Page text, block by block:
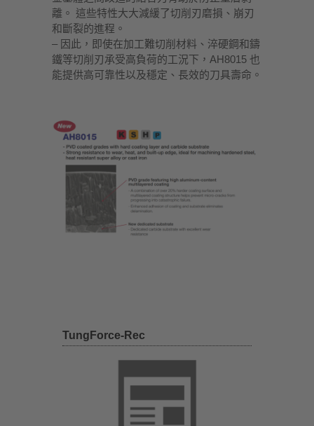
離。 這些特性大大減緩了切削刃磨損、崩刃
和斷裂的進程。
– 因此，即使在加工難切削材料、淬硬鋼和鑄
鐵等切削刃承受高負荷的工況下，AH8015 也
能提供高可靠性以及穩定、長效的刀具壽命。
TungForce-Rec